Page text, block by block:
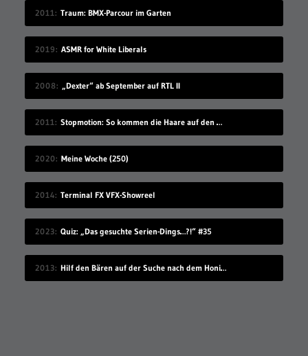
2011 Traum: BMX-Parcour im Garten
2019 ASMR for White Liberals
2008 „Dexter“ ab September auf RTL II
2011 Stopmotion: So kommen die Haare auf den Kopf
2020 Meine Woche (250)
2014 Terminal FX VFX-Showreel
2023 Quiz: „Das gesuchte Serien-Dings…?!“ #35
2013 Hilf den Bären auf der Suche nach dem Honigdieb